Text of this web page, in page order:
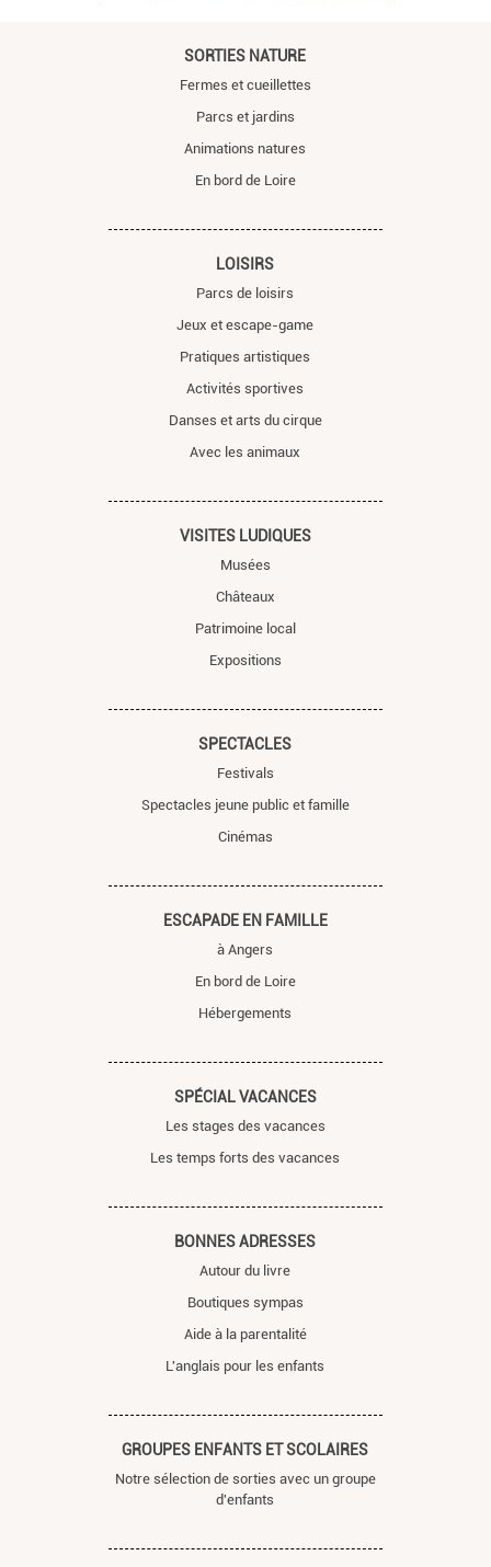
SORTIES NATURE
Fermes et cueillettes
Parcs et jardins
Animations natures
En bord de Loire
LOISIRS
Parcs de loisirs
Jeux et escape-game
Pratiques artistiques
Activités sportives
Danses et arts du cirque
Avec les animaux
VISITES LUDIQUES
Musées
Châteaux
Patrimoine local
Expositions
SPECTACLES
Festivals
Spectacles jeune public et famille
Cinémas
ESCAPADE EN FAMILLE
à Angers
En bord de Loire
Hébergements
SPÉCIAL VACANCES
Les stages des vacances
Les temps forts des vacances
BONNES ADRESSES
Autour du livre
Boutiques sympas
Aide à la parentalité
L'anglais pour les enfants
GROUPES ENFANTS ET SCOLAIRES
Notre sélection de sorties avec un groupe
d'enfants